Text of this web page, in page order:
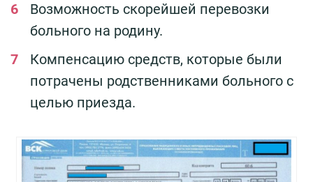
Возможность скорейшей перевозки
больного на родину.
Компенсацию средств, которые были
потрачены родственниками больного с
целью приезда.